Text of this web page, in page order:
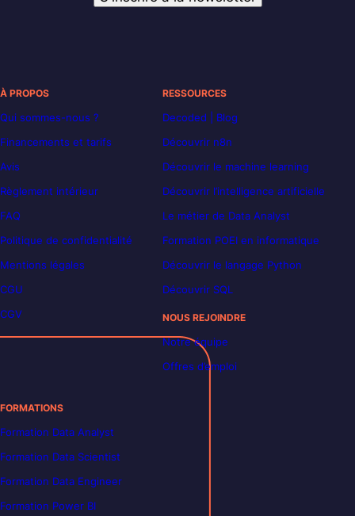
À PROPOS
Qui sommes-nous ?
Financements et tarifs
Avis
Règlement intérieur
FAQ
Politique de confidentialité
Mentions légales
CGU
CGV
RESSOURCES
Decoded | Blog
Découvrir n8n
Découvrir le machine learning
Découvrir l’intelligence artificielle
Le métier de Data Analyst
Formation POEI en informatique
Découvrir le langage Python
Découvrir SQL
NOUS REJOINDRE
Notre équipe
Offres d’emploi
FORMATIONS
Formation Data Analyst
Formation Data Scientist
Formation Data Engineer
Formation Power BI